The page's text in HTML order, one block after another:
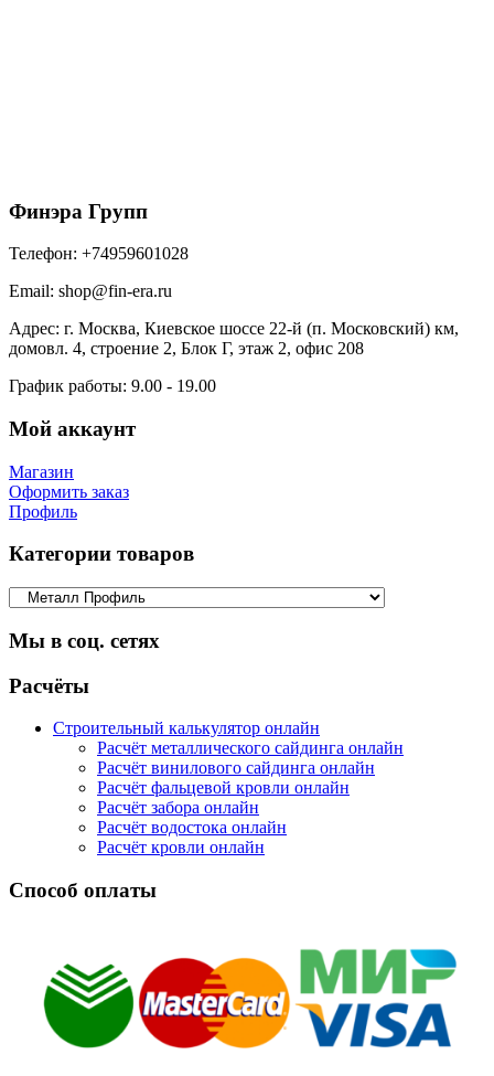
Финэра Групп
Телефон: +74959601028
Email: shop@fin-era.ru
Адрес: г. Москва, Киевское шоссе 22-й (п. Московский) км,
домовл. 4, строение 2, Блок Г, этаж 2, офис 208
График работы: 9.00 - 19.00
Мой аккаунт
Магазин
Оформить заказ
Профиль
Категории товаров
Мы в соц. сетях
Facebook
Twitter
Google
Instagram
Расчёты
Строительный калькулятор онлайн
Расчёт металлического сайдинга онлайн
Расчёт винилового сайдинга онлайн
Расчёт фальцевой кровли онлайн
Расчёт забора онлайн
Расчёт водостока онлайн
Расчёт кровли онлайн
Способ оплаты